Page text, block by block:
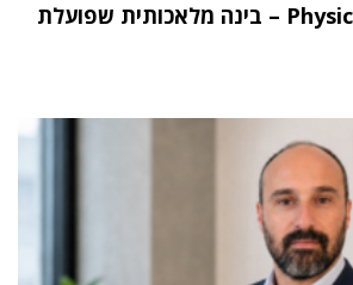
"העתיד הוא Physical AI – בינה מלאכותית שפועלת